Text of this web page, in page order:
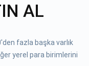
AL
fazla başka varlık
yerel para birimlerini